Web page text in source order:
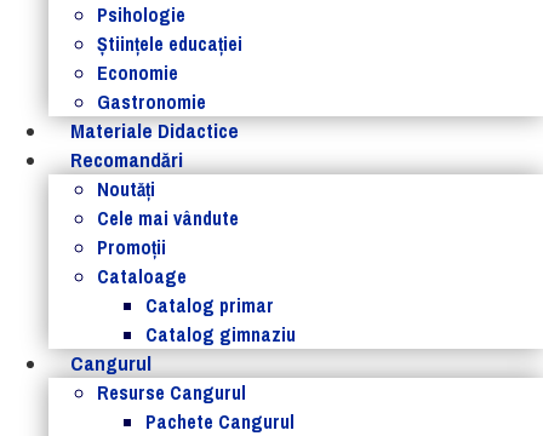
Psihologie
Ştiinţele educaţiei
Economie
Gastronomie
Materiale Didactice
Recomandări
Noutăţi
Cele mai vândute
Promoții
Cataloage
Catalog primar
Catalog gimnaziu
Cangurul
Resurse Cangurul
Pachete Cangurul